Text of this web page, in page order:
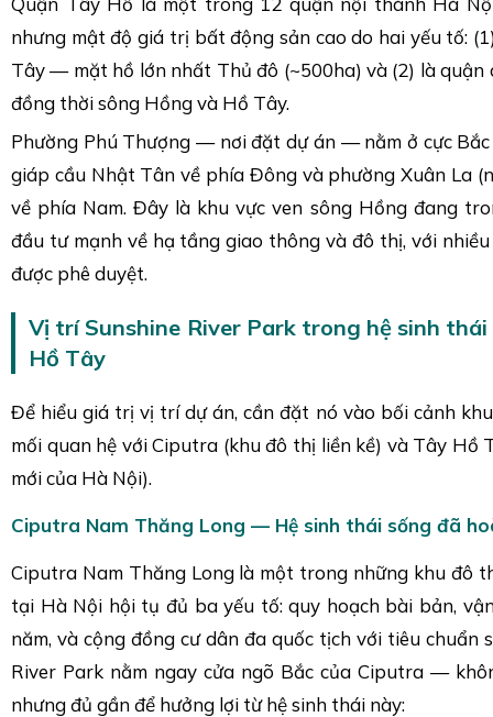
nhưng mật độ giá trị bất động sản cao do hai yếu tố:
Tây — mặt hồ lớn nhất Thủ đô (~500ha) và (2) là
đồng thời sông Hồng và Hồ Tây.
Phường Phú Thượng — nơi đặt dự án — nằm ở cực
giáp cầu Nhật Tân về phía Đông và phường Xuân La
về phía Nam. Đây là khu vực ven sông Hồng đang
đầu tư mạnh về hạ tầng giao thông và đô thị, với
được phê duyệt.
Vị trí Sunshine River Park trong hệ sinh
Hồ Tây
Để hiểu giá trị vị trí dự án, cần đặt nó vào bối cảnh
mối quan hệ với Ciputra (khu đô thị liền kề) và Tây Hồ
mới của Hà Nội).
Ciputra Nam Thăng Long — Hệ sinh thái sống đã
Ciputra Nam Thăng Long là một trong những khu đô
tại Hà Nội hội tụ đủ ba yếu tố: quy hoạch bài bản,
năm, và cộng đồng cư dân đa quốc tịch với tiêu chuẩn
River Park nằm ngay cửa ngõ Bắc của Ciputra —
nhưng đủ gần để hưởng lợi từ hệ sinh thái này: